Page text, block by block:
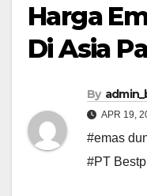
Harga
Di Asia
By
APR 19,
#emas
#PT